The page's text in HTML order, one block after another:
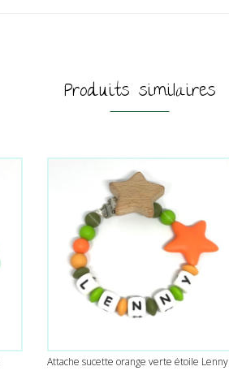
Produits similaires
Attache sucette orange verte étoile Lenny